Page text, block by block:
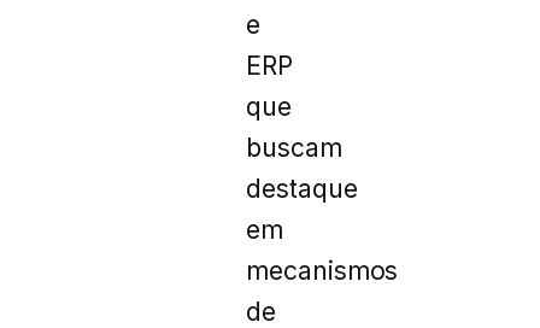
e
ERP
que
buscam
destaque
em
mecanismos
de